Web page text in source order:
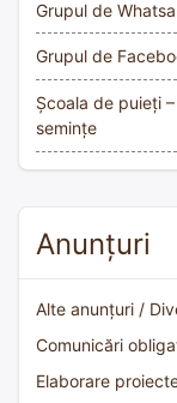
Grupul de
Grupul de
Școala de puieți
semințe
Anunțuri
Alte anunțuri /
Comunicări
Elaborare